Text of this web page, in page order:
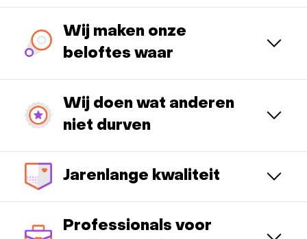
Wij maken onze
beloftes waar
Wij doen wat anderen
niet durven
Jarenlange kwaliteit
Professionals voor